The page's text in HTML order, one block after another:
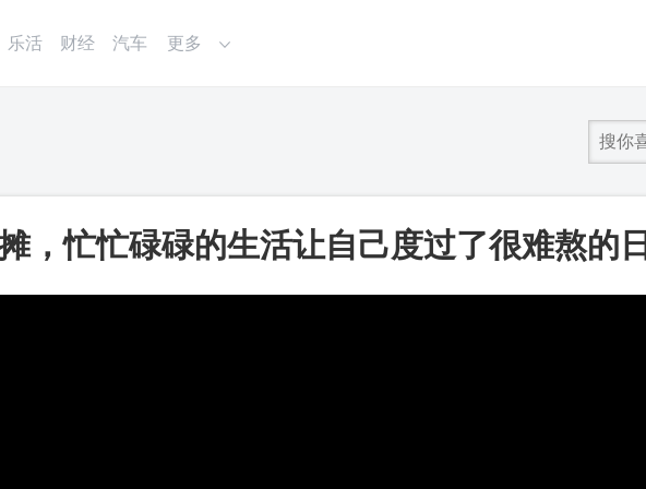
乐活 财经 汽车 更多
，忙忙碌碌的生活让自己度过了很难熬的日
_第一视频